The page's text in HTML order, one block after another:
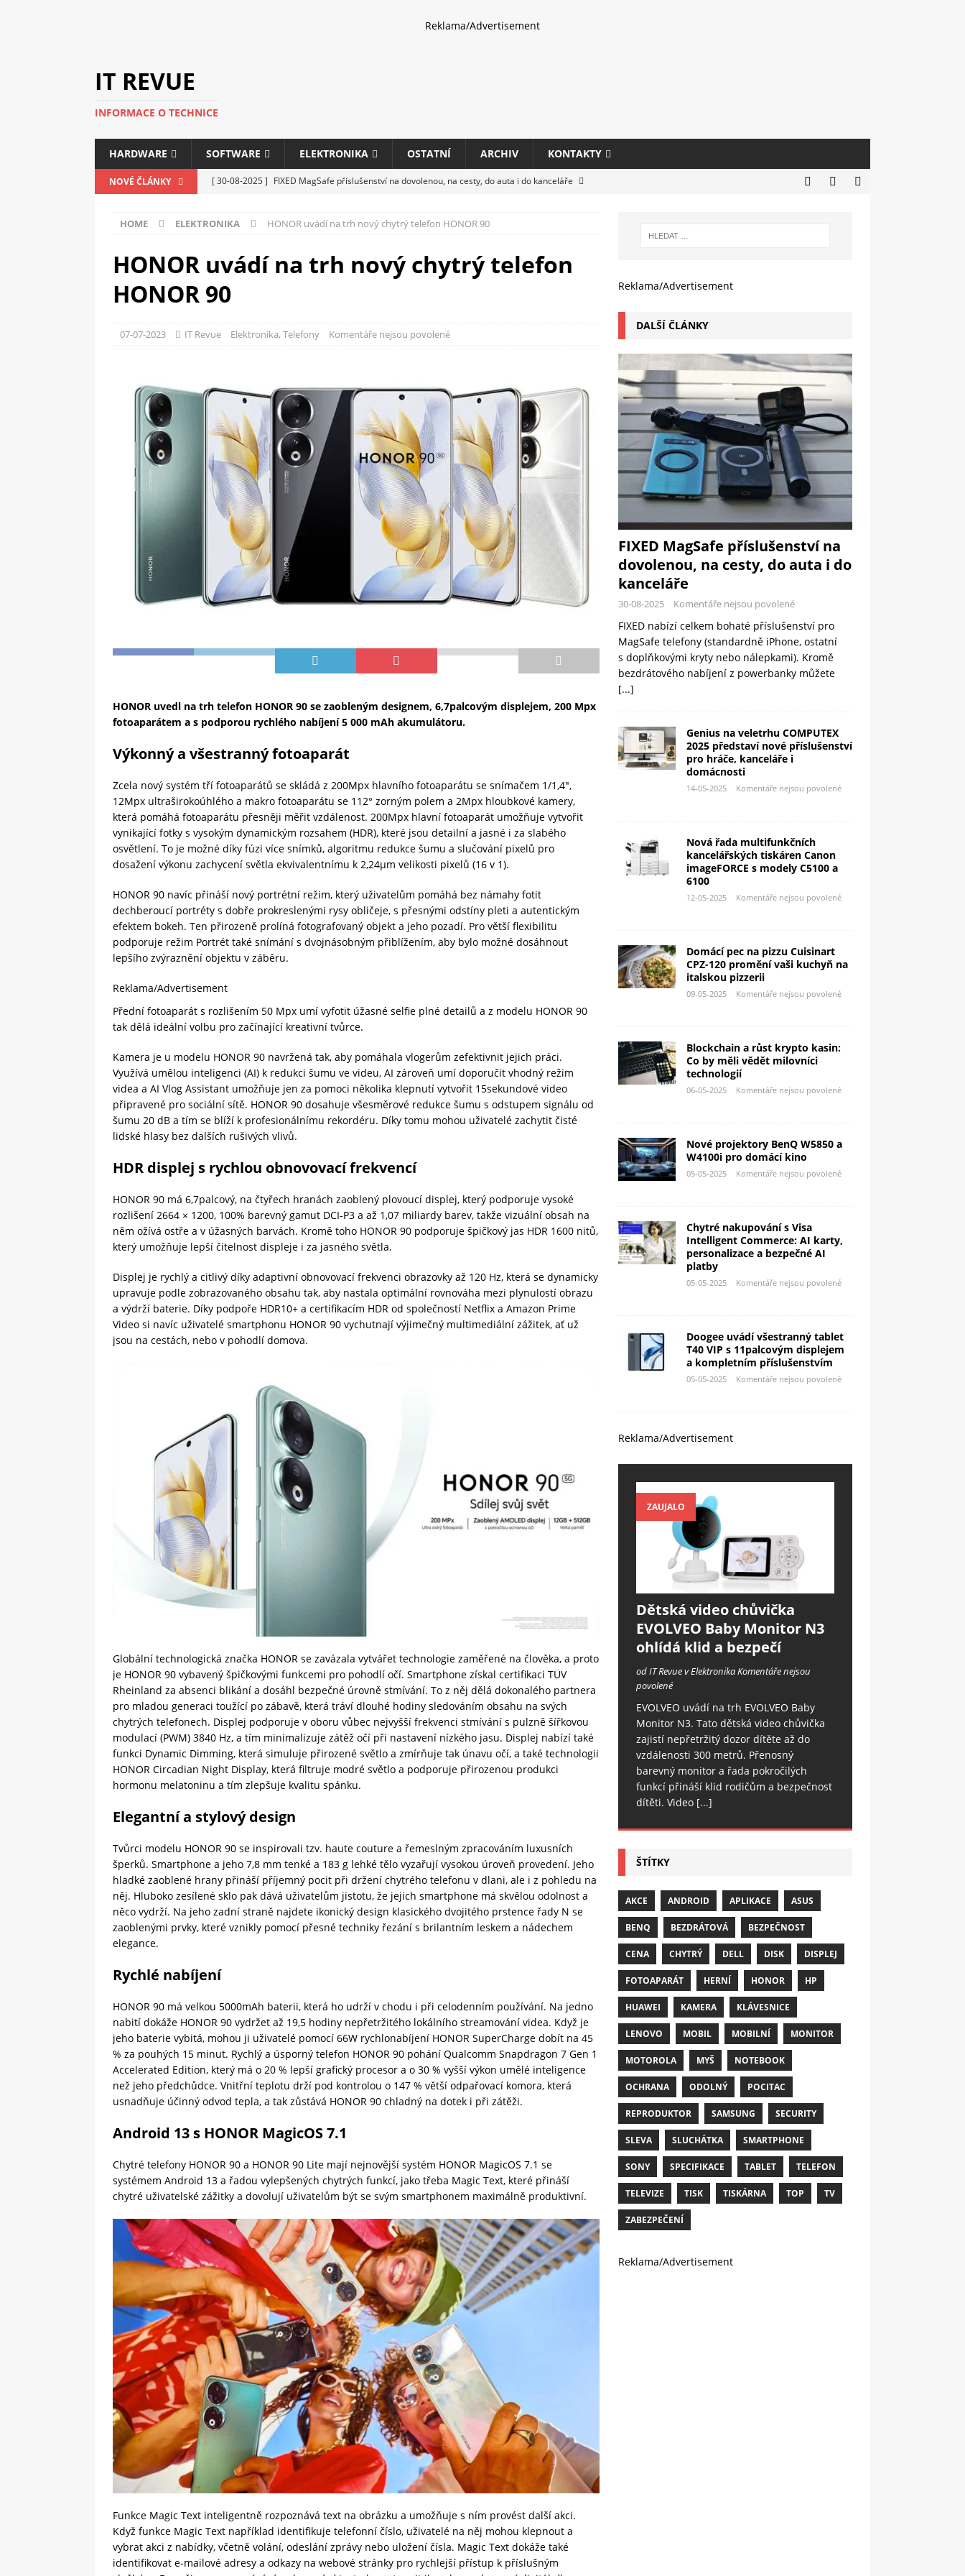
Reklama/Advertisement
IT REVUE
INFORMACE O TECHNICE
HARDWARE SOFTWARE ELEKTRONIKA OSTATNÍ ARCHIV KONTAKTY
NOVÉ ČLÁNKY [ 30-08-2025 ] FIXED MagSafe příslušenství na dovolenou, na cesty, do auta i do kanceláře
[ 14-05-2025 ] Genius na veletrhu COMPUTEX 2025 představí nové příslušenství pro hráče,
kanceláře i domácnosti
HARDWARE
Nová řada multifunkčních kancelářských tiskáren Canon imageFORCE s modely
C5100 a 6100
SOFTWARE
HOME ELEKTRONIKA HONOR uvádí na trh nový chytrý telefon HONOR 90
HONOR uvádí na trh nový chytrý telefon
HONOR 90
07-07-2023 IT Revue Elektronika, Telefony Komentáře nejsou povolené
HONOR uvedl na trh telefon HONOR 90 se zaobleným designem, 6,7palcovým displejem, 200 Mpx
fotoaparátem a s podporou rychlého nabíjení 5 000 mAh akumulátoru.
Výkonný a všestranný fotoaparát
Zcela nový systém tří fotoaparátů se skládá z 200Mpx hlavního fotoaparátu se snímačem 1/1,4″,
12Mpx ultraširokoúhlého a makro fotoaparátu se 112° zorným polem a 2Mpx hloubkové kamery,
která pomáhá fotoaparátu přesněji měřit vzdálenost. 200Mpx hlavní fotoaparát umožňuje vytvořit
vynikající fotky s vysokým dynamickým rozsahem (HDR), které jsou detailní a jasné i za slabého
osvětlení. To je možné díky fúzi více snímků, algoritmu redukce šumu a slučování pixelů pro
dosažení výkonu zachycení světla ekvivalentnímu k 2,24µm velikosti pixelů (16 v 1).
HONOR 90 navíc přináší nový portrétní režim, který uživatelům pomáhá bez námahy fotit
dechberoucí portréty s dobře prokreslenými rysy obličeje, s přesnými odstíny pleti a autentickým
efektem bokeh. Ten přirozeně prolíná fotografovaný objekt a jeho pozadí. Pro větší flexibilitu
podporuje režim Portrét také snímání s dvojnásobným přiblížením, aby bylo možné dosáhnout
lepšího zvýraznění objektu v záběru.
Reklama/Advertisement
Přední fotoaparát s rozlišením 50 Mpx umí vyfotit úžasné selfie plné detailů a z modelu HONOR 90
tak dělá ideální volbu pro začínající kreativní tvůrce.
Kamera je u modelu HONOR 90 navržená tak, aby pomáhala vlogerům zefektivnit jejich práci.
Využívá umělou inteligenci (AI) k redukci šumu ve videu, AI zároveň umí doporučit vhodný režim
videa a AI Vlog Assistant umožňuje jen za pomoci několika klepnutí vytvořit 15sekundové video
připravené pro sociální sítě. HONOR 90 dosahuje všesměrové redukce šumu s odstupem signálu od
šumu 20 dB a tím se blíží k profesionálnímu rekordéru. Díky tomu mohou uživatelé zachytit čisté
lidské hlasy bez dalších rušivých vlivů.
HDR displej s rychlou obnovovací frekvencí
HONOR 90 má 6,7palcový, na čtyřech hranách zaoblený plovoucí displej, který podporuje vysoké
rozlišení 2664 × 1200, 100% barevný gamut DCI-P3 a až 1,07 miliardy barev, takže vizuální obsah na
něm ožívá ostře a v úžasných barvách. Kromě toho HONOR 90 podporuje špičkový jas HDR 1600 nitů,
který umožňuje lepší čitelnost displeje i za jasného světla.
Displej je rychlý a citlivý díky adaptivní obnovovací frekvenci obrazovky až 120 Hz, která se dynamicky
upravuje podle zobrazovaného obsahu tak, aby nastala optimální rovnováha mezi plynulostí obrazu
a výdrží baterie. Díky podpoře HDR10+ a certifikacím HDR od společností Netflix a Amazon Prime
Video si navíc uživatelé smartphonu HONOR 90 vychutnají výjimečný multimediální zážitek, ať už
jsou na cestách, nebo v pohodlí domova.
Globální technologická značka HONOR se zavázala vytvářet technologie zaměřené na člověka, a proto
je HONOR 90 vybavený špičkovými funkcemi pro pohodlí očí. Smartphone získal certifikaci TÜV
Rheinland za absenci blikání a dosáhl bezpečné úrovně stmívání. To z něj dělá dokonalého partnera
pro mladou generaci toužící po zábavě, která tráví dlouhé hodiny sledováním obsahu na svých
chytrých telefonech. Displej podporuje v oboru vůbec nejvyšší frekvenci stmívání s pulzně šířkovou
modulací (PWM) 3840 Hz, a tím minimalizuje zátěž očí při nastavení nízkého jasu. Displej nabízí také
funkci Dynamic Dimming, která simuluje přirozené světlo a zmírňuje tak únavu očí, a také technologii
HONOR Circadian Night Display, která filtruje modré světlo a podporuje přirozenou produkci
hormonu melatoninu a tím zlepšuje kvalitu spánku.
Elegantní a stylový design
Tvůrci modelu HONOR 90 se inspirovali tzv. haute couture a řemeslným zpracováním luxusních
šperků. Smartphone a jeho 7,8 mm tenké a 183 g lehké tělo vyzařují vysokou úroveň provedení. Jeho
hladké zaoblené hrany přináší příjemný pocit při držení chytrého telefonu v dlani, ale i z pohledu na
něj. Hluboko zesílené sklo pak dává uživatelům jistotu, že jejich smartphone má skvělou odolnost a
něco vydrží. Na jeho zadní straně najdete ikonický design klasického dvojitého prstence řady N se
zaoblenými prvky, které vznikly pomocí přesné techniky řezání s brilantním leskem a nádechem
elegance.
Rychlé nabíjení
HONOR 90 má velkou 5000mAh baterii, která ho udrží v chodu i při celodenním používání. Na jedno
nabití dokáže HONOR 90 vydržet až 19,5 hodiny nepřetržitého lokálního streamování videa. Když je
jeho baterie vybitá, mohou ji uživatelé pomocí 66W rychlonabíjení HONOR SuperCharge dobít na 45
% za pouhých 15 minut. Rychlý a úsporný telefon HONOR 90 pohání Qualcomm Snapdragon 7 Gen 1
Accelerated Edition, který má o 20 % lepší grafický procesor a o 30 % vyšší výkon umělé inteligence
než jeho předchůdce. Vnitřní teplotu drží pod kontrolou o 147 % větší odpařovací komora, která
usnadňuje účinný odvod tepla, a tak zůstává HONOR 90 chladný na dotek i při zátěži.
Android 13 s HONOR MagicOS 7.1
Chytré telefony HONOR 90 a HONOR 90 Lite mají nejnovější systém HONOR MagicOS 7.1 se
systémem Android 13 a řadou vylepšených chytrých funkcí, jako třeba Magic Text, které přináší
chytré uživatelské zážitky a dovolují uživatelům být se svým smartphonem maximálně produktivní.
Funkce Magic Text inteligentně rozpoznává text na obrázku a umožňuje s ním provést další akci.
Když funkce Magic Text například identifikuje telefonní číslo, uživatelé na něj mohou klepnout a
vybrat akci z nabídky, včetně volání, odeslání zprávy nebo uložení čísla. Magic Text dokáže také
identifikovat e-mailové adresy a odkazy na webové stránky pro rychlejší přístup k příslušným
Reklama/Advertisement
DALŠÍ ČLÁNKY
FIXED MagSafe příslušenství na
dovolenou, na cesty, do auta i do
kanceláře
30-08-2025 Komentáře nejsou povolené
FIXED nabízí celkem bohaté příslušenství pro
MagSafe telefony (standardně iPhone, ostatní
s doplňkovými kryty nebo nálepkami). Kromě
bezdrátového nabíjení z powerbanky můžete
[...]
Genius na veletrhu COMPUTEX
2025 představí nové příslušenství
pro hráče, kanceláře i
domácnosti
14-05-2025 Komentáře nejsou povolené
Nová řada multifunkčních
kancelářských tiskáren Canon
imageFORCE s modely C5100 a
6100
12-05-2025 Komentáře nejsou povolené
Domácí pec na pizzu Cuisinart
CPZ-120 promění vaši kuchyň na
italskou pizzerii
09-05-2025 Komentáře nejsou povolené
Blockchain a růst krypto kasin:
Co by měli vědět milovníci
technologií
06-05-2025 Komentáře nejsou povolené
Nové projektory BenQ W5850 a
W4100i pro domácí kino
05-05-2025 Komentáře nejsou povolené
Chytré nakupování s Visa
Intelligent Commerce: AI karty,
personalizace a bezpečné AI
platby
05-05-2025 Komentáře nejsou povolené
Doogee uvádí všestranný tablet
T40 VIP s 11palcovým displejem
a kompletním příslušenstvím
05-05-2025 Komentáře nejsou povolené
Reklama/Advertisement
ZAUJALO
Dětská video chůvička
EVOLVEO Baby Monitor N3
ohlídá klid a bezpečí
od IT Revue v ElektronikaKomentáře nejsou
povolené
EVOLVEO uvádí na trh EVOLVEO Baby
Monitor N3. Tato dětská video chůvička
zajistí nepřetržitý dozor dítěte až do
vzdálenosti 300 metrů. Přenosný
barevný monitor a řada pokročilých
funkcí přináší klid rodičům a bezpečnost
dítěti. Video [...]
ŠTÍTKY
AKCE ANDROID APLIKACE ASUS
BENQ BEZDRÁTOVÁ BEZPEČNOST
CENA CHYTRÝ DELL DISK DISPLEJ
FOTOAPARÁT HERNÍ HONOR HP
HUAWEI KAMERA KLÁVESNICE
LENOVO MOBIL MOBILNÍ MONITOR
MOTOROLA MYŠ NOTEBOOK
OCHRANA ODOLNÝ POCITAC
REPRODUKTOR SAMSUNG SECURITY
SLEVA SLUCHÁTKA SMARTPHONE
SONY SPECIFIKACE TABLET TELEFON
TELEVIZE TISK TISKÁRNA TOP TV
ZABEZPEČENÍ
Reklama/Advertisement